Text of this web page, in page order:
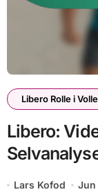
Libero Rolle i
Libero:
forbedring
Lars Kofod Jun